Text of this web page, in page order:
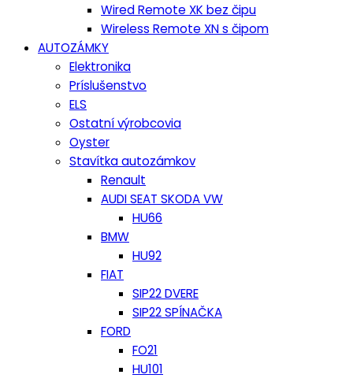
Wired Remote XK bez čipu
Wireless Remote XN s čipom
AUTOZÁMKY
Elektronika
Príslušenstvo
ELS
Ostatní výrobcovia
Oyster
Stavítka autozámkov
Renault
AUDI SEAT SKODA VW
HU66
BMW
HU92
FIAT
SIP22 DVERE
SIP22 SPÍNAČKA
FORD
FO21
HU101